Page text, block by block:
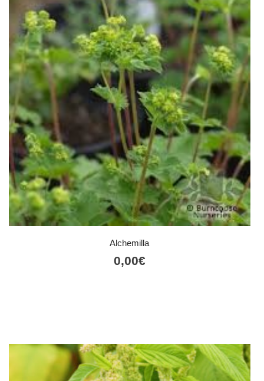
Alchemilla
0,00€